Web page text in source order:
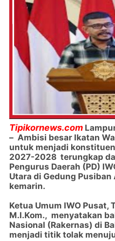
Tipikornews.com
– Ambisi besar Ikatan
untuk menjadi
2027-2028 terungkap
Pengurus Daerah (PD)
Utara di Gedung Pusiban
kemarin.
Ketua Umum IWO Pusat,
M.I.Kom., menyatakan
Nasional (Rakernas) di
menjadi titik tolak